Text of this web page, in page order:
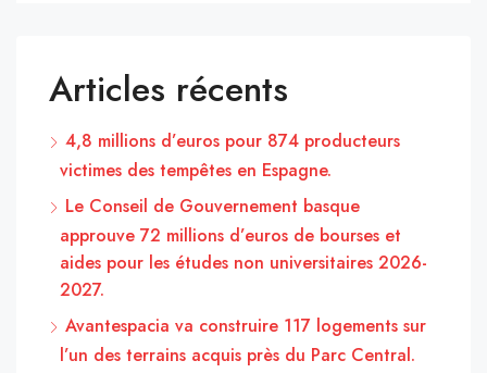
Articles récents
4,8 millions d’euros pour 874 producteurs
victimes des tempêtes en Espagne.
Le Conseil de Gouvernement basque
approuve 72 millions d’euros de bourses et
aides pour les études non universitaires 2026-
2027.
Avantespacia va construire 117 logements sur
l’un des terrains acquis près du Parc Central.